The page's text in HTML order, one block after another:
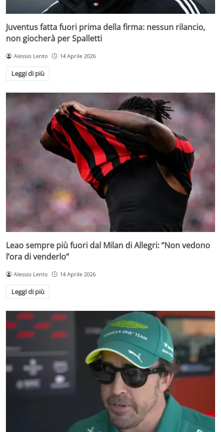
Juventus fatta fuori prima della firma: nessun rilancio,
non giocherà per Spalletti
Alessio Lento 14 Aprile 2026
Leggi di più
Leao sempre più fuori dal Milan di Allegri: “Non vedono
l’ora di venderlo”
Alessio Lento 14 Aprile 2026
Leggi di più